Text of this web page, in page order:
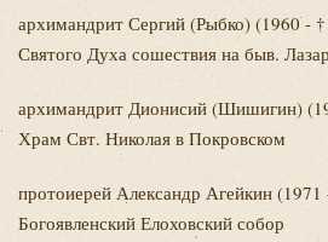
архимандрит Сергий (Рыбко) (1960 -
Святого Духа сошествия на быв.
архимандрит Дионисий(Шишигин)
Храм Свт. Николая в Покровском
протоиерей АлександрАгейкин
Богоявленский Елоховский собор